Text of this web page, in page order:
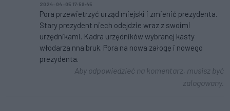
2024-04-05 17:59:45
Pora przewietrzyć urząd miejski i zmienić prezydenta.
Stary prezydent niech odejdzie wraz z swoimi
urzędnikami. Kadra urzędników wybranej kasty
włodarza nna bruk. Pora na nowa załogę i nowego
prezydenta.
Aby odpowiedzieć na komentarz, musisz być
zalogowany.